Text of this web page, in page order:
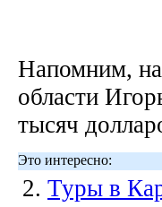
Напомним, на
области
тысяч
Это интересно:
2. Туры в